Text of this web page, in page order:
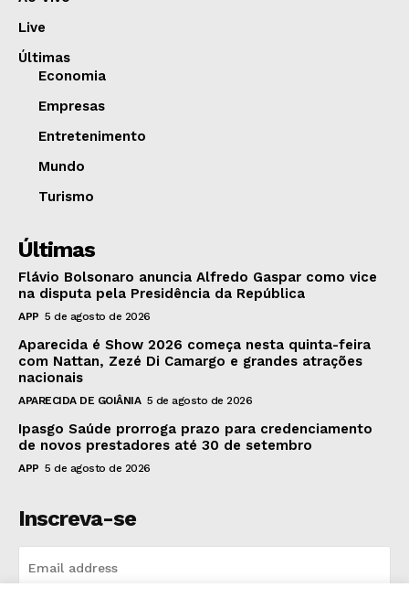
Live
Últimas
Economia
Empresas
Entretenimento
Mundo
Turismo
Últimas
Flávio Bolsonaro anuncia Alfredo Gaspar como vice
na disputa pela Presidência da República
APP 5 de agosto de 2026
Aparecida é Show 2026 começa nesta quinta-feira
com Nattan, Zezé Di Camargo e grandes atrações
nacionais
APARECIDA DE GOIÂNIA 5 de agosto de 2026
Ipasgo Saúde prorroga prazo para credenciamento
de novos prestadores até 30 de setembro
APP 5 de agosto de 2026
Inscreva-se